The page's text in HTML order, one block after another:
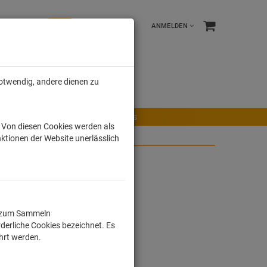
ANMELDEN
Tonies
andere dienen zu
diesen Cookies werden als
der Website unerlässlich
Sammeln
Cookies bezeichnet. Es
werden.